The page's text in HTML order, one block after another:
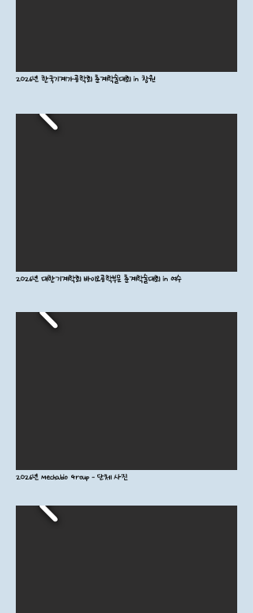
2026년 한국기계가공학회 춘계학술대회 in 창원
2026년 대한기계학회 바이오공학부문 춘계학술대회 in 여수
2026년 Mechabio Group - 단체 사진